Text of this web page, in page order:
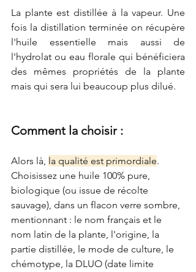
La plante est distillée à la vapeur. Une
fois la distillation terminée on récupère
l'huile essentielle mais aussi de
l'hydrolat ou eau florale qui bénéficiera
des mêmes propriétés de la plante
mais qui sera lui beaucoup plus dilué.
Comment la choisir :
Alors là, la qualité est primordiale.
Choisissez une huile 100% pure,
biologique (ou issue de récolte
sauvage), dans un flacon verre sombre,
mentionnant : le nom français et le
nom latin de la plante, l'origine, la
partie distillée, le mode de culture, le
chémotype, la DLUO (date limite